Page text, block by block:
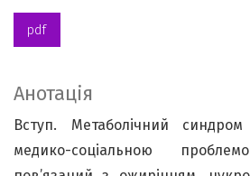
pdf
Анотація
Вступ. Метаболічний
медико-соціальною